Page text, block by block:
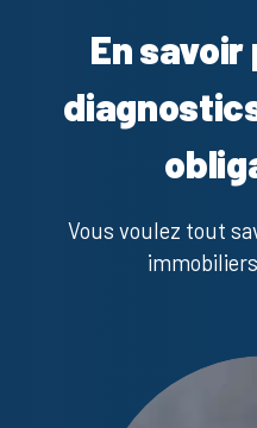
En savoir
Vous voulez tout